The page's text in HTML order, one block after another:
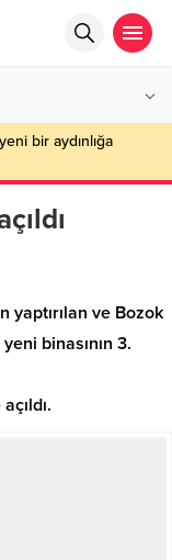
bir aydınlığa
yaptırılan ve Bozok
binasının 3.